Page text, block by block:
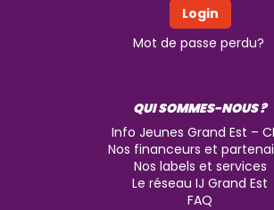
Mot de passe perdu?
QUI SOMMES-NOUS ?
Info Jeunes Grand Est –
Nos financeurs et
Nos labels et services
Le réseau IJ Grand Est
FAQ